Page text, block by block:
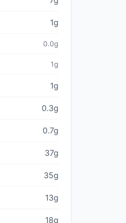
1g
0.0g
1g
1g
0.3g
0.7g
37g
35g
13g
18g